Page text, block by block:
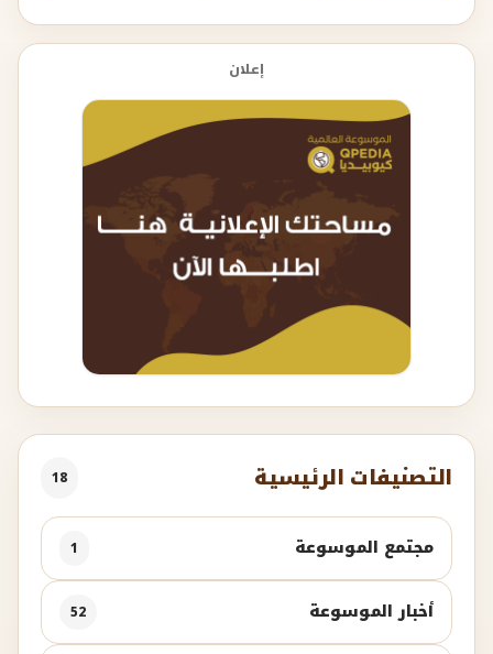
إعلان
التصنيفات الرئيسية 18
مجتمع الموسوعة 1
أخبار الموسوعة 52